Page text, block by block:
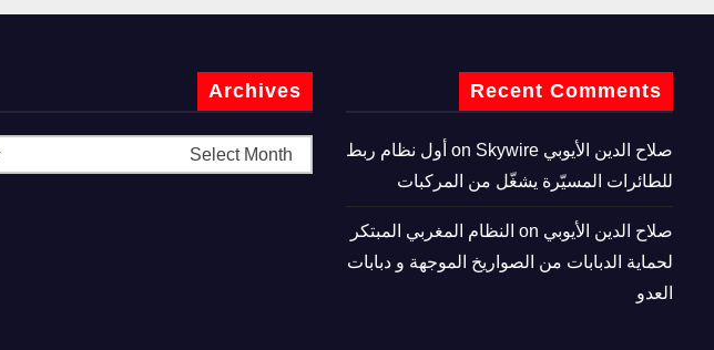
Recent Comments
صلاح الدين الأيوبي
Skywire أول نظام ربط
للطائرات المسيّرة يشغّل من المركبات
صلاح الدين الأيوبي
النظام المغربي المبتكر
لحماية الدبابات من الصواريخ الموجهة و دبابات
العدو
Archives